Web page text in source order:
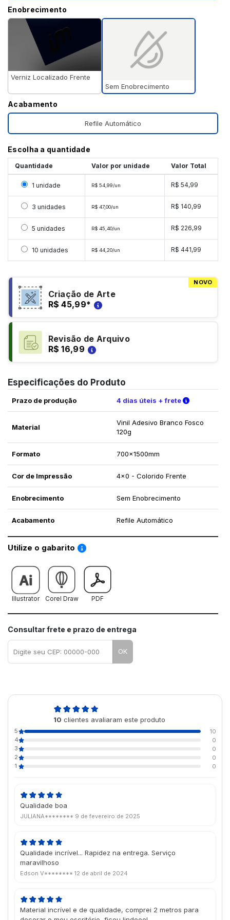
Enobrecimento
Verniz Localizado Frente
Sem Enobrecimento
Acabamento
Refile Automático
Escolha a quantidade
Quantidade Valor por unidade Valor Total
Selecionar 1 unidade
1 unidade R$ 54,99/un R$ 54,99
Selecionar 3 unidades
3 unidades R$ 47,00/un R$ 140,99
Selecionar 5 unidades
5 unidades R$ 45,40/un R$ 226,99
Selecionar 10 unidades
10 unidades R$ 44,20/un R$ 441,99
NOVO
Criação de Arte
R$ 45,99*
Revisão de Arquivo
R$ 16,99
Especificações do Produto
Prazo de produção 4 dias úteis + frete Verifique
Material
Vinil Adesivo Branco Fosco
120g
Formato 700x1500mm
Cor de Impressão 4x0 - Colorido Frente
Enobrecimento Sem Enobrecimento
Acabamento Refile Automático
Utilize o gabarito Saiba como utilizar os nossos gabaritos
Illustrator Corel Draw PDF
Consultar frete e prazo de entrega
OK
10 clientes avaliaram este produto
5
10
4
0
3
0
2
0
1
0
Qualidade boa
JULIANA******** 9 de fevereiro de 2025
Qualidade incrível... Rapidez na entrega. Serviço
maravilhoso
Edson V******** 12 de abril de 2024
Material incrível e de qualidade, comprei 2 metros para